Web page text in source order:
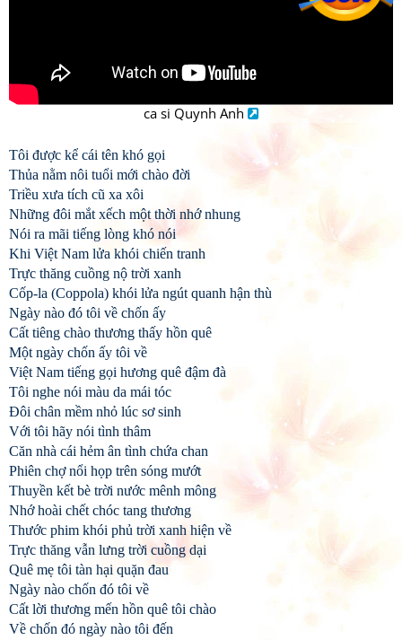
ca si Quynh Anh
Tôi được kể cái tên khó gọi
Thủa nằm nôi tuổi mới chào đời
Triều xưa tích cũ xa xôi
Những đôi mắt xếch một thời nhớ nhung
Nói ra mãi tiếng lòng khó nói
Khi Việt Nam lửa khói chiến tranh
Trực thăng cuồng nộ trời xanh
Cốp-la (Coppola) khói lửa ngút quanh hận thù
Ngày nào đó tôi về chốn ấy
Cất tiêng chào thương thấy hồn quê
Một ngày chốn ấy tôi về
Việt Nam tiếng gọi hương quê đậm đà
Tôi nghe nói màu da mái tóc
Ðôi chân mềm nhỏ lúc sơ sinh
Với tôi hãy nói tình thâm
Căn nhà cái hẻm ân tình chứa chan
Phiên chợ nổi họp trên sóng mướt
Thuyền kết bè trời nước mênh mông
Nhớ hoài chết chóc tang thương
Thước phim khói phủ trời xanh hiện về
Trực thăng vẫn lưng trời cuồng dại
Quê mẹ tôi tàn hại quặn đau
Ngày nào chốn đó tôi về
Cất lời thương mến hồn quê tôi chào
Về chốn đó ngày nào tôi đến